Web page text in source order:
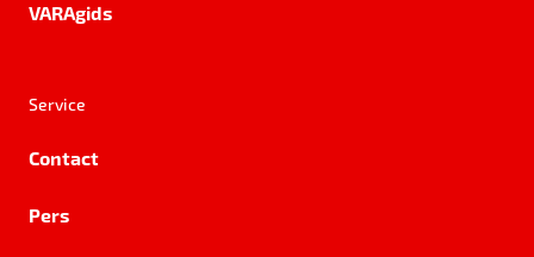
VARAgids
Service
Contact
Pers